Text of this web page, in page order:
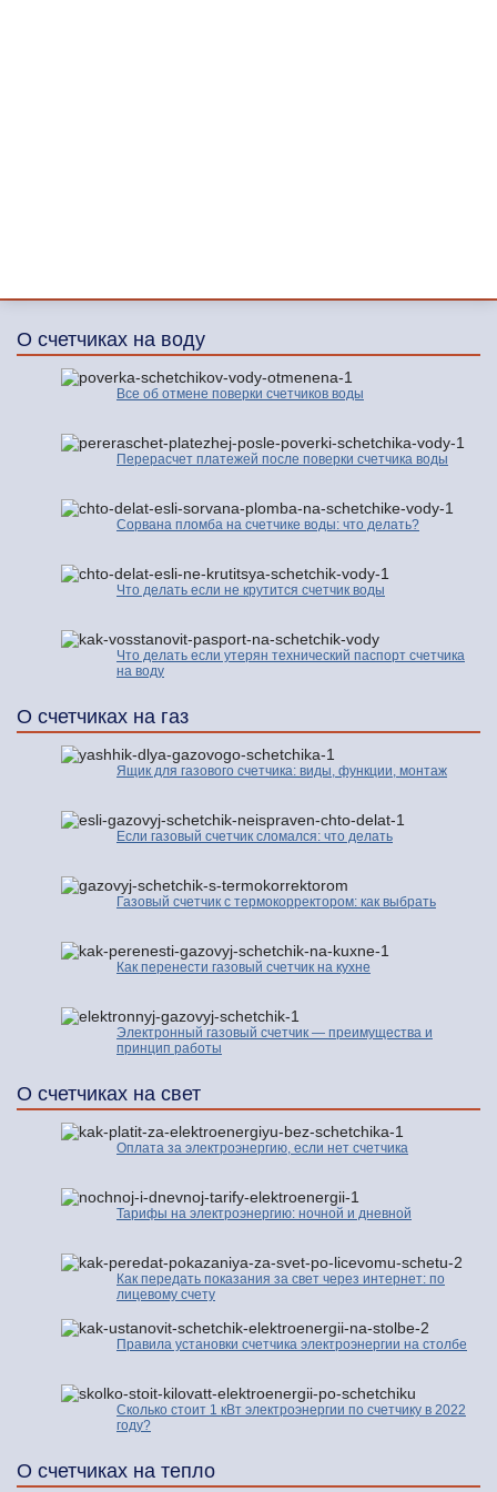
О счетчиках на воду
Все об отмене поверки счетчиков воды
Перерасчет платежей после поверки счетчика воды
Сорвана пломба на счетчике воды: что делать?
Что делать если не крутится счетчик воды
Что делать если утерян технический паспорт счетчика
на воду
О счетчиках на газ
Ящик для газового счетчика: виды, функции, монтаж
Если газовый счетчик сломался: что делать
Газовый счетчик с термокорректором: как выбрать
Как перенести газовый счетчик на кухне
Электронный газовый счетчик — преимущества и
принцип работы
О счетчиках на свет
Оплата за электроэнергию, если нет счетчика
Тарифы на электроэнергию: ночной и дневной
Как передать показания за свет через интернет: по
лицевому счету
Правила установки счетчика электроэнергии на столбе
Сколько стоит 1 кВт электроэнергии по счетчику в 2022
году?
О счетчиках на тепло